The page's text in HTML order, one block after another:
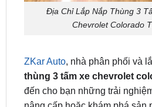
, nhà phân phối và
đến cho bạn những trải
nâng cấp hoặc khám phá sản
ngại liên hệ với chúng tôi qua